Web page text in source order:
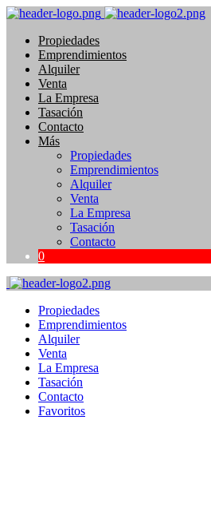
Propiedades
Emprendimientos
Alquiler
Venta
La Empresa
Tasación
Contacto
Más
Propiedades
Emprendimientos
Alquiler
Venta
La Empresa
Tasación
Contacto
0
Propiedades
Emprendimientos
Alquiler
Venta
La Empresa
Tasación
Contacto
Favoritos